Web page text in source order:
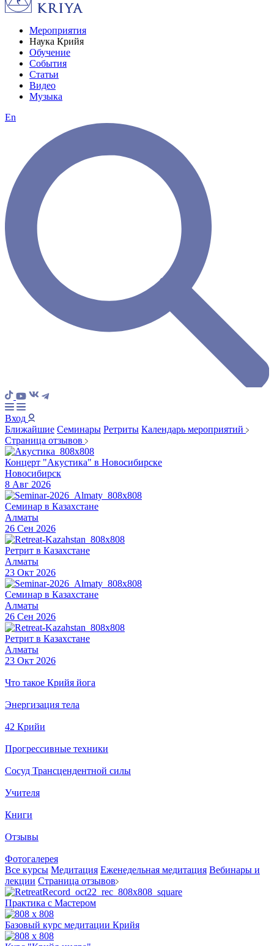
Мероприятия
Наука Крийя
Обучение
События
Статьи
Видео
Музыка
En
Вход
Ближайшие Семинары Ретриты Календарь мероприятий
Страница отзывов
Концерт "Акустика" в Новосибирске
Новосибирск
8 Авг 2026
Семинар в Казахстане
Алматы
26 Сен 2026
Ретрит в Казахстане
Алматы
23 Окт 2026
Семинар в Казахстане
Алматы
26 Сен 2026
Ретрит в Казахстане
Алматы
23 Окт 2026
Что такое Крийя йога
Энергизация тела
42 Крийи
Прогрессивные техники
Сосуд Трансцендентной силы
Учителя
Книги
Отзывы
Фотогалерея
Все курсы Медитация Еженедельная медитация Вебинары и
лекции Страница отзывов
Практика с Мастером
Базовый курс медитации Крийя